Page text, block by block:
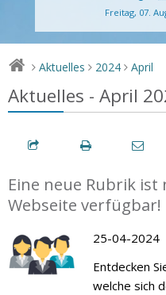
Freitag, 07.
> Aktuelles > 2024 > April
Aktuelles - April
Eine neue Rubrik
Webseite verfügbar!
25-04-2024
Entdecken
welche sich